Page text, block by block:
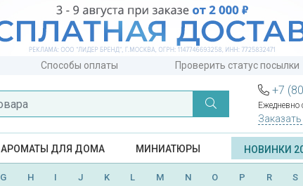
Способы оплаты Проверить статус посылки
+7
Ежедневно
АРОМАТЫ ДЛЯ ДОМА МИНИАТЮРЫ НОВИНКИ
G H I J K L M N O P R S